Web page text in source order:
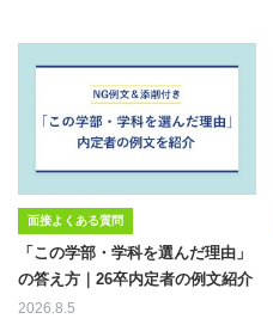
面接よくある質問
「この学部・学科を選んだ理由」
の答え方｜26卒内定者の例文紹介
2026.8.5